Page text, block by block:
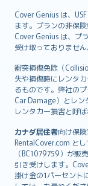
Cover Genius は、
ます。プランの非保
Cover Genius は、プ
受け取っておりません
衝突損傷免除（
失や損傷時にレンタ
るものです。弊社の
Car Damage）とレ
レンタカー損害と呼
カナダ居住者向け保
RentalCover.com と
（BC1079759）が販
引き受けします。
掛け金の1パーセント